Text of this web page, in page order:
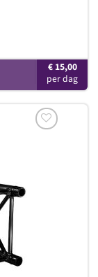
€15,00
verlanglijst